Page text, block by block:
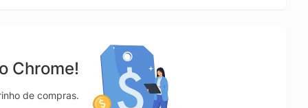
Chrome!
de compras.